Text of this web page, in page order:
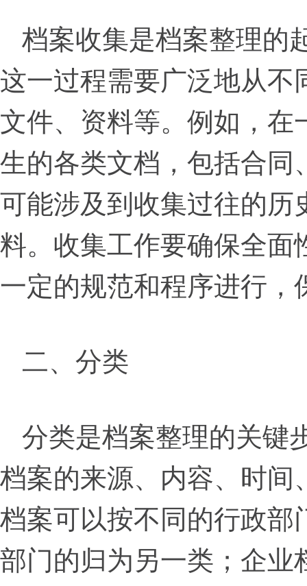
档案收集是档案整理的
这一过程需要广泛地从不
文件、资料等。例如，在
生的各类文档，包括合同
可能涉及到收集过往的历
料。收集工作要确保全面
一定的规范和程序进行，
二、分类
分类是档案整理的关键
档案的来源、内容、时间
档案可以按不同的行政部
部门的归为另一类；企业